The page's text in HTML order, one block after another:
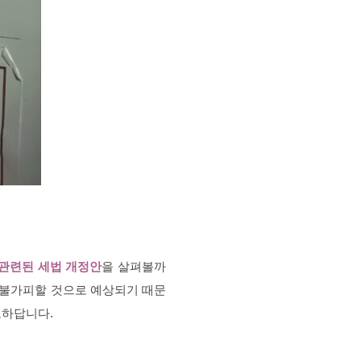
련된 세법 개정안을 살펴볼까
가피할 것으로 예상되기 때문
답니다.